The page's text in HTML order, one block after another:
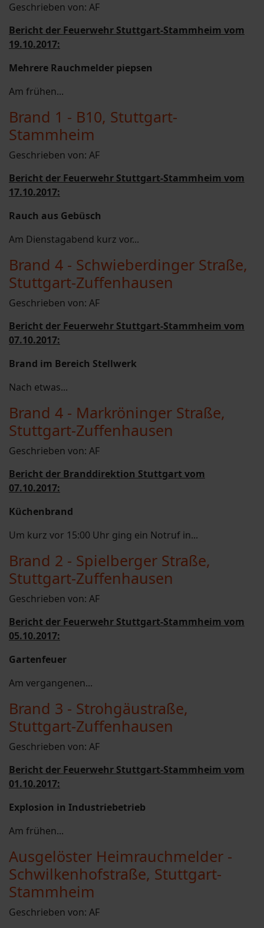
Geschrieben von: AF
Bericht der Feuerwehr Stuttgart-Stammheim vom
19.10.2017:
Mehrere Rauchmelder piepsen
Am frühen...
Brand 1 - B10, Stuttgart-
Stammheim
Geschrieben von: AF
Bericht der Feuerwehr Stuttgart-Stammheim vom
17.10.2017:
Rauch aus Gebüsch
Am Dienstagabend kurz vor...
Brand 4 - Schwieberdinger Straße,
Stuttgart-Zuffenhausen
Geschrieben von: AF
Bericht der Feuerwehr Stuttgart-Stammheim vom
07.10.2017:
Brand im Bereich Stellwerk
Nach etwas...
Brand 4 - Markröninger Straße,
Stuttgart-Zuffenhausen
Geschrieben von: AF
Bericht der Branddirektion Stuttgart vom
07.10.2017:
Küchenbrand
Um kurz vor 15:00 Uhr ging ein Notruf in...
Brand 2 - Spielberger Straße,
Stuttgart-Zuffenhausen
Geschrieben von: AF
Bericht der Feuerwehr Stuttgart-Stammheim vom
05.10.2017:
Gartenfeuer
Am vergangenen...
Brand 3 - Strohgäustraße,
Stuttgart-Zuffenhausen
Geschrieben von: AF
Bericht der Feuerwehr Stuttgart-Stammheim vom
01.10.2017:
Explosion in Industriebetrieb
Am frühen...
Ausgelöster Heimrauchmelder -
Schwilkenhofstraße, Stuttgart-
Stammheim
Geschrieben von: AF